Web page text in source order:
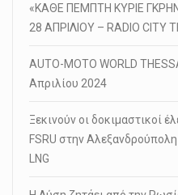
«ΚΑΘΕ ΠΕΜΠΤΗ ΚΥΡΙΕ
28 ΑΠΡΙΛΙΟΥ – RADIO CITY
AUTO-MOTO WORLD
Απριλίου 2024
Ξεκινούν οι δοκιμαστικοί
FSRU στην
LNG